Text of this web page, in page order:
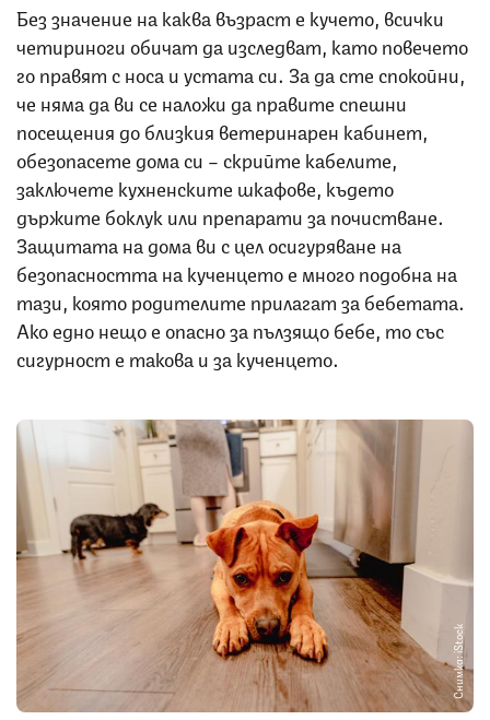
Без значение на каква възраст е кучето, всички
четириноги обичат да изследват, като повечето
го правят с носа и устата си. За да сте спокойни,
че няма да ви се наложи да правите спешни
посещения до близкия ветеринарен кабинет,
обезопасете дома си – скрийте кабелите,
заключете кухненските шкафове, където
държите боклук или препарати за почистване.
Защитата на дома ви с цел осигуряване на
безопасността на кученцето е много подобна на
тази, която родителите прилагат за бебетата.
Ако едно нещо е опасно за пълзящо бебе, то със
сигурност е такова и за кученцето.
Снимка: iStock